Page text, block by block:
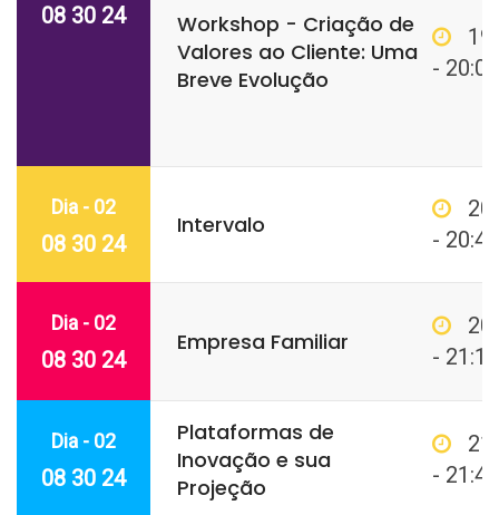
08 30 24
Workshop - Criação de
Valores ao Cliente: Uma
Breve Evolução
- 20:00
Dia - 02
08 30 24
Intervalo
- 20:45
Dia - 02
08 30 24
Empresa Familiar
- 21:15
Dia - 02
08 30 24
Plataformas de
Inovação e sua
Projeção
- 21:45